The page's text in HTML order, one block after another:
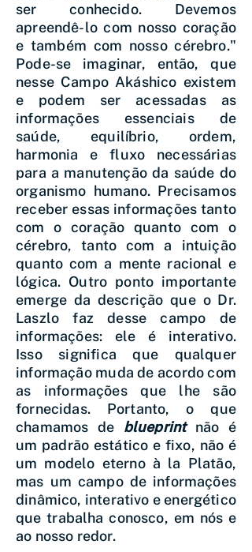
ser conhecido. Devemos
apreendê-lo com nosso coração
e também com nosso cérebro."
Pode-se imaginar, então, que
nesse Campo Akáshico existem
e podem ser acessadas as
informações essenciais de
saúde, equilíbrio, ordem,
harmonia e fluxo necessárias
para a manutenção da saúde do
organismo humano. Precisamos
receber essas informações tanto
com o coração quanto com o
cérebro, tanto com a intuição
quanto com a mente racional e
lógica. Outro ponto importante
emerge da descrição que o Dr.
Laszlo faz desse campo de
informações: ele é interativo.
Isso significa que qualquer
informação muda de acordo com
as informações que lhe são
fornecidas. Portanto, o que
chamamos de blueprintnão é
um padrão estático e fixo, não é
um modelo eterno à la Platão,
mas um campo de informações
dinâmico, interativo e energético
que trabalha conosco, em nós e
ao nosso redor.